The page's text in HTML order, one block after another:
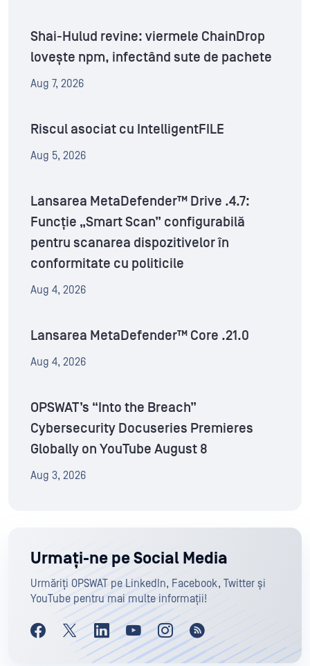
Shai-Hulud revine: viermele ChainDrop
lovește npm, infectând sute de pachete
Aug 7, 2026
Riscul asociat cu IntelligentFILE
Aug 5, 2026
Lansarea MetaDefender™ Drive .4.7:
Funcție „Smart Scan” configurabilă
pentru scanarea dispozitivelor în
conformitate cu politicile
Aug 4, 2026
Lansarea MetaDefender™ Core .21.0
Aug 4, 2026
OPSWAT’s “Into the Breach”
Cybersecurity Docuseries Premieres
Globally on YouTube August 8
Aug 3, 2026
Urmați-ne pe Social Media
Urmăriți OPSWAT pe LinkedIn, Facebook, Twitter și
YouTube pentru mai multe informații!